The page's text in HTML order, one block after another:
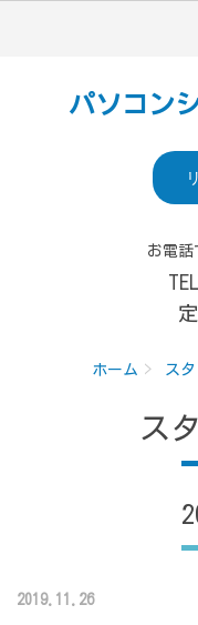
パソコン
お電話
ホーム ス
ス
2019.11.26